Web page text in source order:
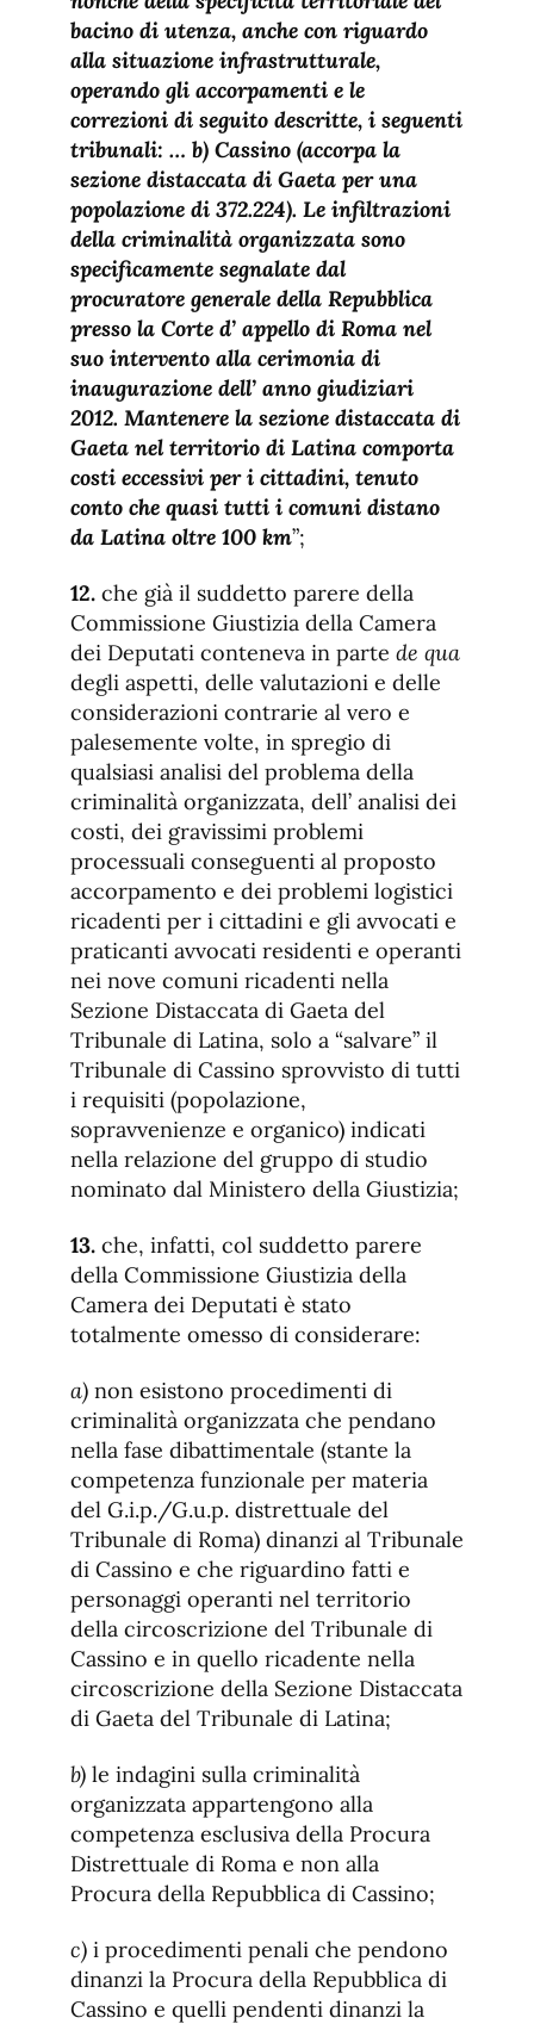
bacino di utenza, anche con riguardo
alla situazione infrastrutturale,
operando gli accorpamenti e le
correzioni di seguito descritte, i seguenti
tribunali: … b) Cassino (accorpa la
sezione distaccata di Gaeta per una
popolazione di 372.224). Le infiltrazioni
della criminalità organizzata sono
specificamente segnalate dal
procuratore generale della Repubblica
presso la Corte d’ appello di Roma nel
suo intervento alla cerimonia di
inaugurazione dell’ anno giudiziari
2012. Mantenere la sezione distaccata di
Gaeta nel territorio di Latina comporta
costi eccessivi per i cittadini, tenuto
conto che quasi tutti i comuni distano
da Latina oltre 100 km”;
12. che già il suddetto parere della
Commissione Giustizia della Camera
dei Deputati conteneva in parte de qua
degli aspetti, delle valutazioni e delle
considerazioni contrarie al vero e
palesemente volte, in spregio di
qualsiasi analisi del problema della
criminalità organizzata, dell’ analisi dei
costi, dei gravissimi problemi
processuali conseguenti al proposto
accorpamento e dei problemi logistici
ricadenti per i cittadini e gli avvocati e
praticanti avvocati residenti e operanti
nei nove comuni ricadenti nella
Sezione Distaccata di Gaeta del
Tribunale di Latina, solo a “salvare” il
Tribunale di Cassino sprovvisto di tutti
i requisiti (popolazione,
sopravvenienze e organico) indicati
nella relazione del gruppo di studio
nominato dal Ministero della Giustizia;
13. che, infatti, col suddetto parere
della Commissione Giustizia della
Camera dei Deputati è stato
totalmente omesso di considerare:
a) non esistono procedimenti di
criminalità organizzata che pendano
nella fase dibattimentale (stante la
competenza funzionale per materia
del G.i.p./G.u.p. distrettuale del
Tribunale di Roma) dinanzi al Tribunale
di Cassino e che riguardino fatti e
personaggi operanti nel territorio
della circoscrizione del Tribunale di
Cassino e in quello ricadente nella
circoscrizione della Sezione Distaccata
di Gaeta del Tribunale di Latina;
b) le indagini sulla criminalità
organizzata appartengono alla
competenza esclusiva della Procura
Distrettuale di Roma e non alla
Procura della Repubblica di Cassino;
c) i procedimenti penali che pendono
dinanzi la Procura della Repubblica di
Cassino e quelli pendenti dinanzi la